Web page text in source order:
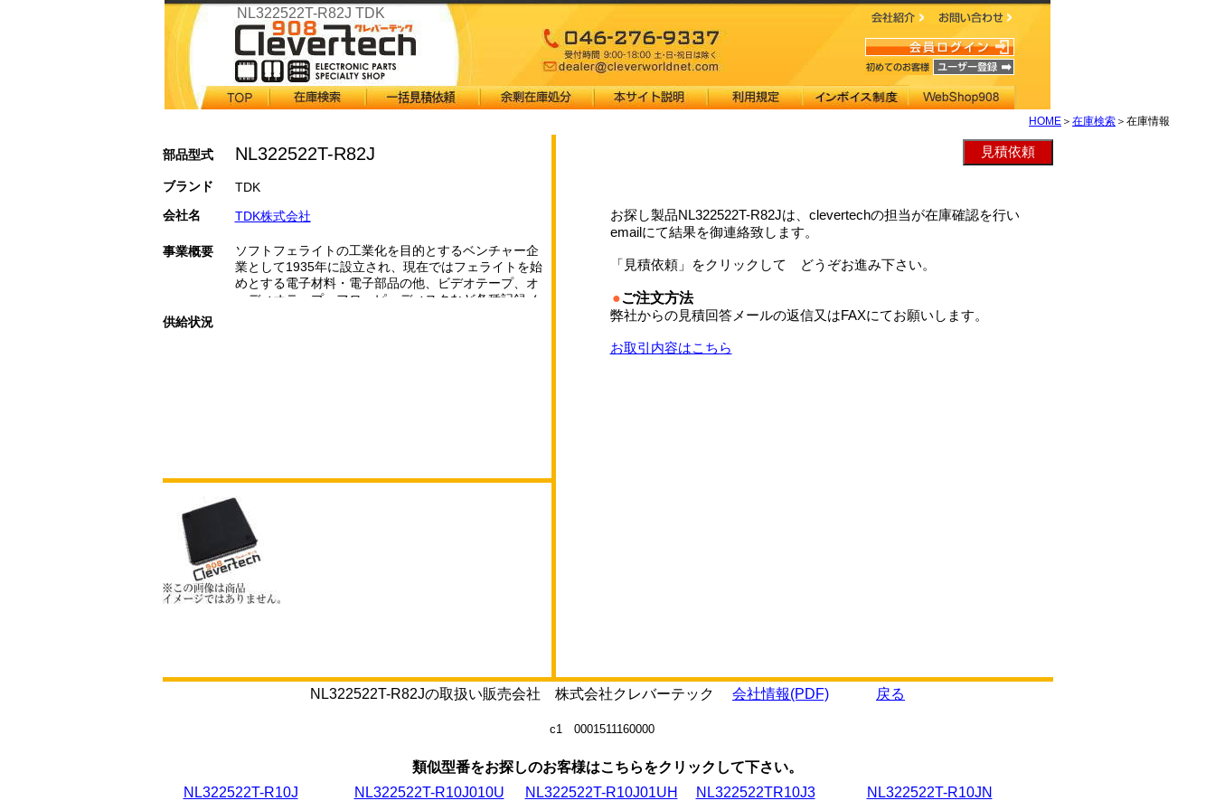
NL322522T-R82J TDK
HOME ＞ 在庫検索 ＞在庫情報
部品型式 NL322522T-R82J
ブランド
TDK
会社名
TDK株式会社
事業概要
ソフトフェライトの工業化を目的とするベンチャー企
業として1935年に設立され、現在ではフェライトを始
めとする電子材料・電子部品の他、ビデオテープ、オ
ーディオテープ、フロッピーディスクなど各種記録メ
供給状況
お探し製品NL322522T-R82Jは、clevertechの担当が在庫確認を行い
emailにて結果を御連絡致します。
「見積依頼」をクリックして どうぞお進み下さい。
●ご注文方法
弊社からの見積回答メールの返信又はFAXにてお願いします。
お取引内容はこちら
NL322522T-R82Jの取扱い販売会社 株式会社クレバーテック 会社情報(PDF) 戻る
c1 0001511160000
類似型番をお探しのお客様はこちらをクリックして下さい。
NL322522T-R10J
NL322522T-R10J010U NL322522T-R10J01UH NL322522TR10J3 NL322522T-R10JN